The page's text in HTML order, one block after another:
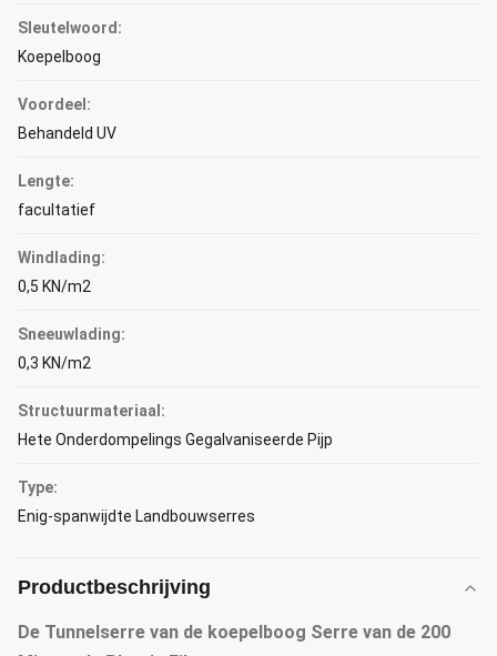
Sleutelwoord:
Koepelboog
Voordeel:
Behandeld UV
Lengte:
facultatief
Windlading:
0,5 KN/m2
Sneeuwlading:
0,3 KN/m2
Structuurmateriaal:
Hete Onderdompelings Gegalvaniseerde Pijp
Type:
Enig-spanwijdte Landbouwserres
Productbeschrijving
De Tunnelserre van de koepelboog Serre van de 200